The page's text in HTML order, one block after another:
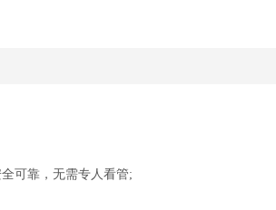
可靠，无需专人看管;